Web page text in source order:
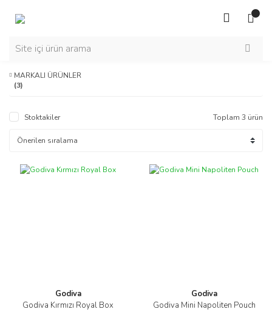
MARKALI ÜRÜNLER
(3)
Stoktakiler Toplam 3 ürün
Godiva
Godiva Kırmızı Royal Box
Godiva
Godiva Mini Napoliten Pouch